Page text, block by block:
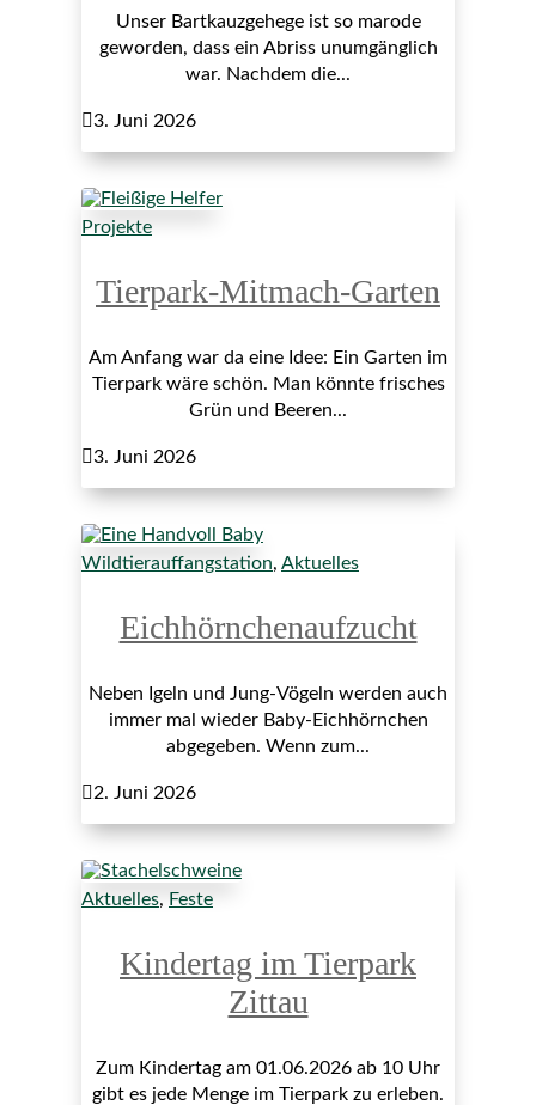
Unser Bartkauzgehege ist so marode
geworden, dass ein Abriss unumgänglich
war. Nachdem die...
3. Juni 2026
Projekte
Tierpark-Mitmach-Garten
Am Anfang war da eine Idee: Ein Garten im
Tierpark wäre schön. Man könnte frisches
Grün und Beeren...
3. Juni 2026
Wildtierauffangstation, Aktuelles
Eichhörnchenaufzucht
Neben Igeln und Jung-Vögeln werden auch
immer mal wieder Baby-Eichhörnchen
abgegeben. Wenn zum...
2. Juni 2026
Aktuelles, Feste
Kindertag im Tierpark
Zittau
Zum Kindertag am 01.06.2026 ab 10 Uhr
gibt es jede Menge im Tierpark zu erleben.